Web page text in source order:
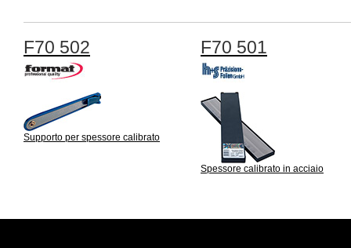
F70 502
Supporto per spessore calibrato
F70 501
Spessore calibrato in acciaio